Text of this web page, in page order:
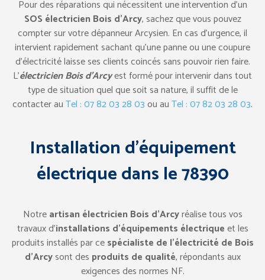
Pour des réparations qui nécessitent une intervention d’un
SOS électricien Bois d’Arcy, sachez que vous pouvez
compter sur votre dépanneur Arcysien. En cas d’urgence, il
intervient rapidement sachant qu’une panne ou une coupure
d’électricité laisse ses clients coincés sans pouvoir rien faire.
L’électricien Bois d’Arcyest formé pour intervenir dans tout
type de situation quel que soit sa nature, il suffit de le
contacter auTel : 07 82 03 28 03ou auTel : 07 82 03 28 03.
Installation d’équipement
électriquedans le78390
Notreartisan électricien Bois d’Arcyréalise tous vos
travaux d’installations d’équipements électriqueet les
produits installés par cespécialiste de l’électricité de Bois
d’Arcysont des produits de qualité, répondants aux
exigences des normes NF.